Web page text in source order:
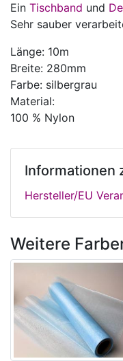
Ein Tischband und
Sehr sauber
Länge: 10m
Breite: 280mm
Farbe: silbergrau
Material:
100 % Nylon
Informationen
Hersteller/EU
Weitere